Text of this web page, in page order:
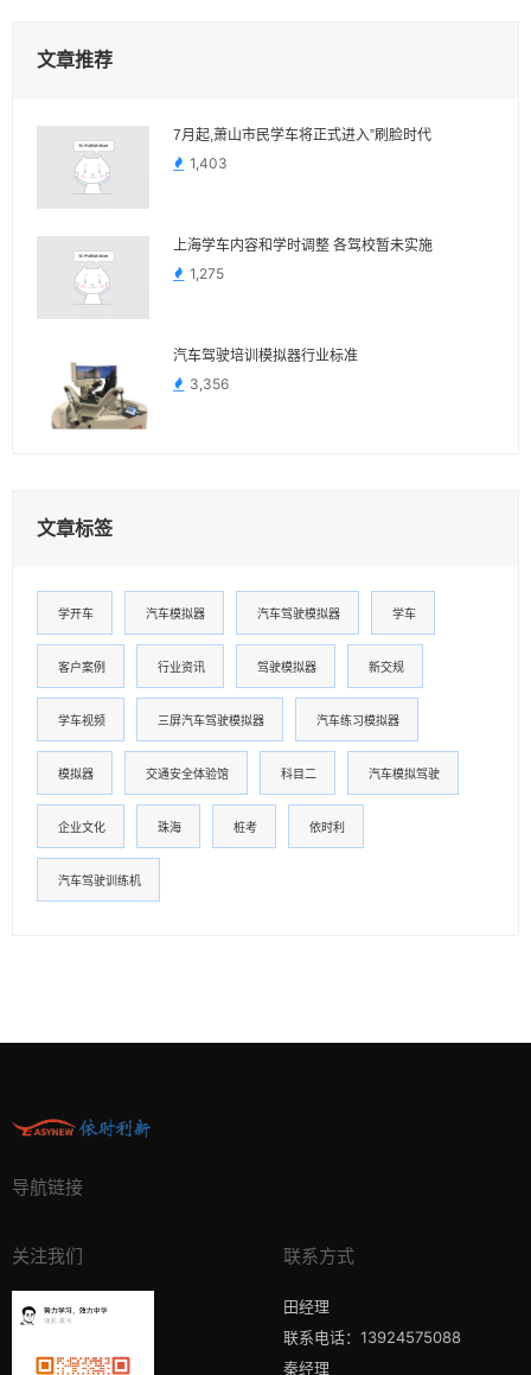
文章推荐
7月起,萧山市民学车将正式进入”刷脸时代
1,403
上海学车内容和学时调整 各驾校暂未实施
1,275
汽车驾驶培训模拟器行业标准
3,356
文章标签
学开车 汽车模拟器 汽车驾驶模拟器 学车
客户案例 行业资讯 驾驶模拟器 新交规
学车视频 三屏汽车驾驶模拟器 汽车练习模拟器
模拟器 交通安全体验馆 科目二 汽车模拟驾驶
企业文化 珠海 桩考 依时利
汽车驾驶训练机
导航链接
关注我们 联系方式
田经理
联系电话：13924575088
秦经理